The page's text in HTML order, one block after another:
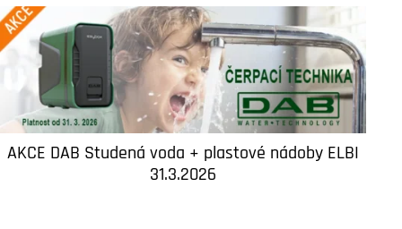
AKCE DAB Studená voda + plastové nádoby ELBI
31.3.2026